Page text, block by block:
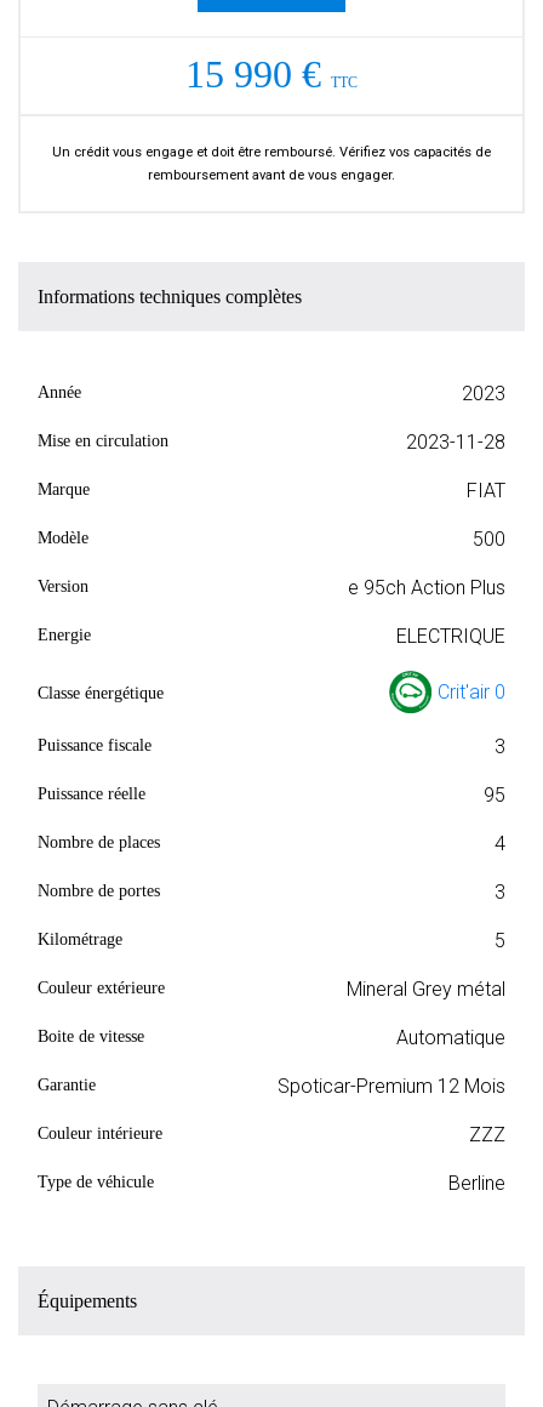
15 990 € TTC
Un crédit vous engage et doit être remboursé. Vérifiez vos capacités de
remboursement avant de vous engager.
Informations techniques complètes
Année 2023
Mise en circulation 2023-11-28
Marque FIAT
Modèle 500
Version e 95ch Action Plus
Energie ELECTRIQUE
Classe énergétique Crit'air 0
Puissance fiscale 3
Puissance réelle 95
Nombre de places 4
Nombre de portes 3
Kilométrage 5
Couleur extérieure Mineral Grey métal
Boite de vitesse Automatique
Garantie Spoticar-Premium 12 Mois
Couleur intérieure ZZZ
Type de véhicule Berline
Équipements